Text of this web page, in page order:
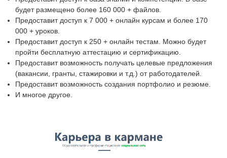
будет размещено более 160 000 + файлов.
Предоставит доступ к 7 000 + онлайн курсам и более 170
000 + уроков.
Предоставит доступ к 250 + онлайн тестам. Можно будет
пройти бесплатную аттестацию и сертификацию.
Предоставит возможность получать целевые предложения
(вакансии, гранты, стажировки и т.д.) от работодателей.
Предоставит возможность создания портфолио и резюме.
И многое другое.